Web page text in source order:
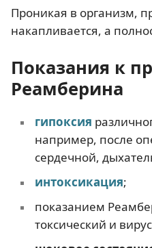
Проникая в организм,
накапливается, а
Показания к
Реамберина
гипоксия
например, после
сердечной,
интоксикация;
показанием
токсический и